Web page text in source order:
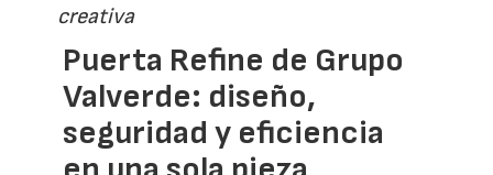
creativa
Puerta Refine de Grupo
Valverde: diseño,
seguridad y eficiencia